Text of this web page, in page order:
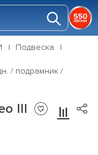
Подвеска
/ подрамник /
III